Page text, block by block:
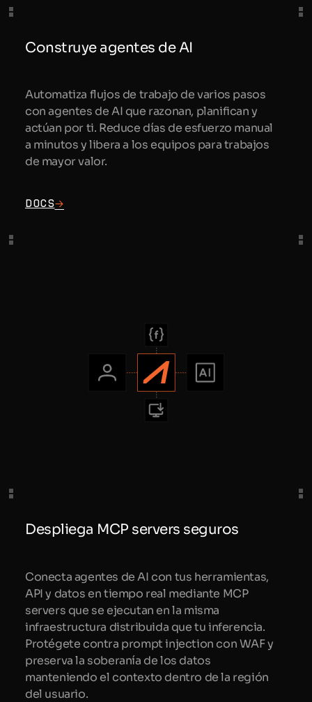
Construye agentes de AI
Automatiza flujos de trabajo de varios pasos
con agentes de AI que razonan, planifican y
actúan por ti. Reduce días de esfuerzo manual
a minutos y libera a los equipos para trabajos
de mayor valor.
Docs
Despliega MCP servers seguros
Conecta agentes de AI con tus herramientas,
API y datos en tiempo real mediante MCP
servers que se ejecutan en la misma
infraestructura distribuida que tu inferencia.
Protégete contra prompt injection con WAF y
preserva la soberanía de los datos
manteniendo el contexto dentro de la región
del usuario.